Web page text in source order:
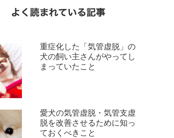
重症化した「気管虚脱」の
犬の飼い主さんがやってし
まっていたこと
愛犬の気管虚脱・気管支虚
脱を改善させるために知っ
ておくべきこと